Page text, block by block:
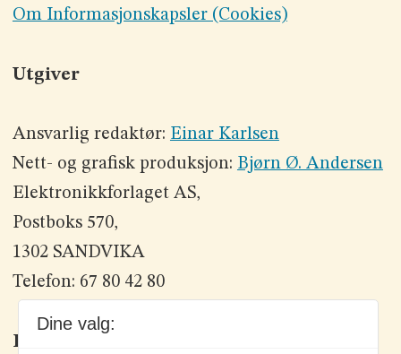
Om Informasjonskapsler (Cookies)
Utgiver
Ansvarlig redaktør: Einar Karlsen
Nett- og grafisk produksjon: Bjørn Ø. Andersen
Elektronikkforlaget AS,
Postboks 570,
1302 SANDVIKA
Telefon: 67 80 42 80
Kontakt oss
Dine valg: